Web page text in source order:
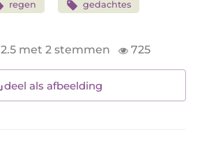
regen gedachtes
2.5 met 2 stemmen 725
deel als afbeelding